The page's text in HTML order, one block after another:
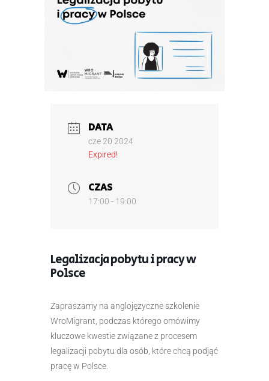
DATA
cze 20 2024
Expired!
CZAS
17:00 - 19:00
Legalizacja pobytu i pracy w
Polsce
Zapraszamy na anglojęzyczne szkolenie
WroMigrant, podczas którego omówimy
kluczowe kwestie związane z procesem
legalizacji pobytu dla osób, które chcą podjąć
pracę w Polsce.